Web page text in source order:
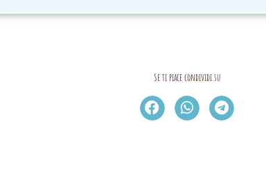
Se ti piace condividi su